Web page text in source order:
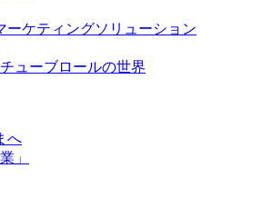
ーケティングソリューション
ューブロールの世界
へ
」